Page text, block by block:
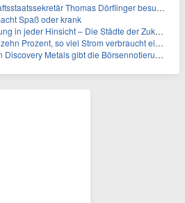
Thomas Dörflinger besucht Handwerksbetrieb im Kammerbezirk Freiburg
Spaß oder krank
in jeder Hinsicht – Die Städte der Zukunft sind grün-blau
Prozent, so viel Strom verbraucht ein Aufzug im Gebäude
Metals gibt die Börsennotierung an der Frankfurter Wertpapierbörse bekannt